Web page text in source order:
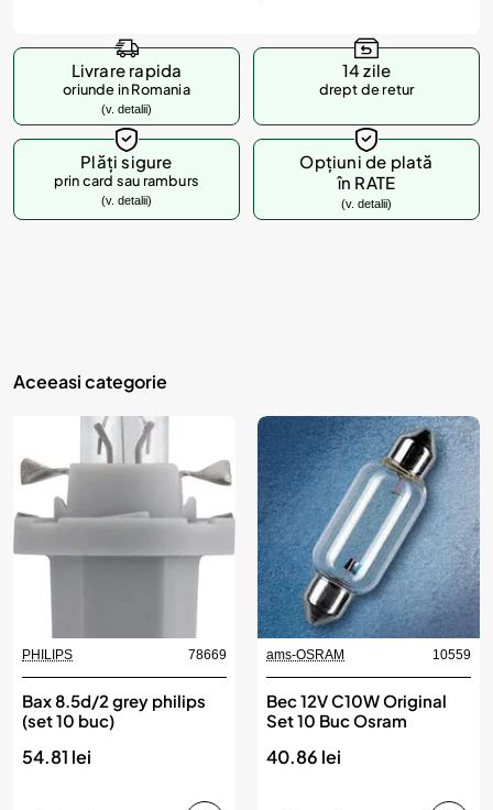
Livrare rapida
oriunde in Romania
(v. detalii)
14 zile
drept de retur
Plăți sigure
prin card sau ramburs
(v. detalii)
Opțiuni de plată
în RATE
(v. detalii)
Aceeasi categorie
PHILIPS 78669
Bax 8.5d/2 grey philips
(set 10 buc)
54.81 lei
ams-OSRAM 10559
Bec 12V C10W Original
Set 10 Buc Osram
40.86 lei